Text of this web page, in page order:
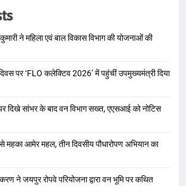
ने महिला एवं बाल विकास विभाग की योजनाओं की
पर ‘FLO कलेक्टिव 2026’ में पहुंचीं उपमुख्यमंत्री दिया
दिखे सांभर के बाद वन विभाग सख्त, एएसआई को नोटिस
महका आमेर महल, तीन दिवसीय पौधारोपण अभियान का
ने जयपुर रोपवे परियोजना द्वारा वन भूमि पर कथित